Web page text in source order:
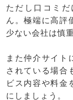
ただし口コミ
ん。極端に高評
少ない会社は慎
また仲介サイト
されている場合
ビス内容や料金
にしましょう。